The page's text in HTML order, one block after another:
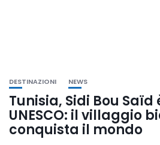
DESTINAZIONI NEWS
Tunisia, Sidi Bou
UNESCO: il villaggio
conquista il mondo